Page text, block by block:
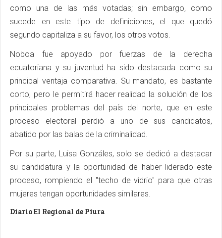
como una de las más votadas; sin embargo, como
sucede en este tipo de definiciones, el que quedó
segundo capitaliza a su favor, los otros votos.
Noboa fue apoyado por fuerzas de la derecha
ecuatoriana y su juventud ha sido destacada como su
principal ventaja comparativa. Su mandato, es bastante
corto, pero le permitirá hacer realidad la solución de los
principales problemas del país del norte, que en este
proceso electoral perdió a uno de sus candidatos,
abatido por las balas de la criminalidad.
Por su parte, Luisa Gonzáles, solo se dedicó a destacar
su candidatura y la oportunidad de haber liderado este
proceso, rompiendo el "techo de vidrio" para que otras
mujeres tengan oportunidades similares.
Diario El Regional de Piura